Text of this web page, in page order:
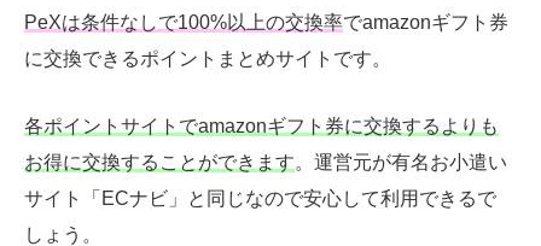
PeXは条件なしで100%以上の交換率でamazonギフト券
に交換できるポイントまとめサイトです。
各ポイントサイトでamazonギフト券に交換するよりも
お得に交換することができます。運営元が有名お小遣い
サイト「ECナビ」と同じなので安心して利用できるで
しょう。